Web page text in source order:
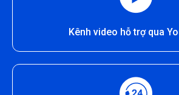
Kênh video hỗ trợ qua